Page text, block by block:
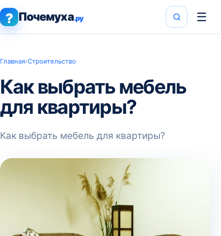
? Почемуха.ру ☰
Главная›Строительство
Как выбрать мебель
для квартиры?
Как выбрать мебель для квартиры?